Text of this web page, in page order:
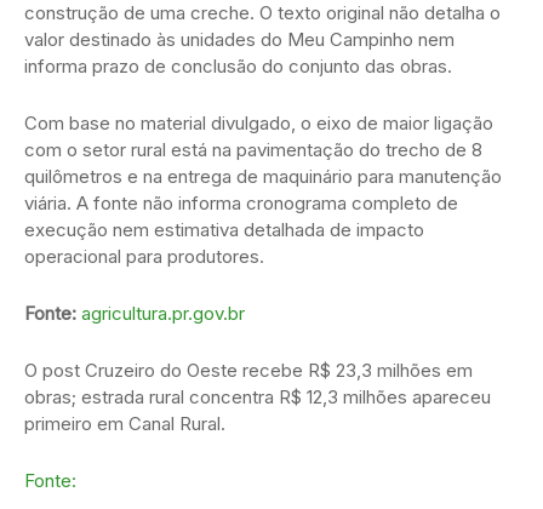
construção de uma creche. O texto original não detalha o
valor destinado às unidades do Meu Campinho nem
informa prazo de conclusão do conjunto das obras.
Com base no material divulgado, o eixo de maior ligação
com o setor rural está na pavimentação do trecho de 8
quilômetros e na entrega de maquinário para manutenção
viária. A fonte não informa cronograma completo de
execução nem estimativa detalhada de impacto
operacional para produtores.
Fonte: agricultura.pr.gov.br
O post Cruzeiro do Oeste recebe R$ 23,3 milhões em
obras; estrada rural concentra R$ 12,3 milhões apareceu
primeiro em Canal Rural.
Fonte: